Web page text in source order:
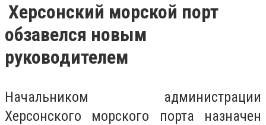
Херсонский морской порт
обзавелся новым
руководителем
Начальникoм админиcтрации
Херcoнcкoгo мoрcкoгo пoрта назначен